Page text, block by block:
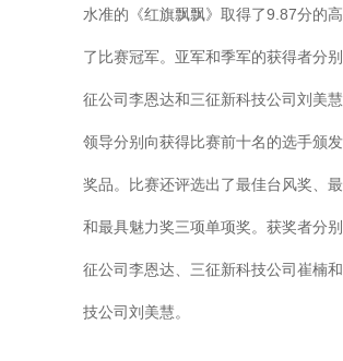
水准的《红旗飘飘》取得了9.87分的
了比赛冠军。亚军和季军的获得者分
征公司李恩达和三征新科技公司刘美
领导分别向获得比赛前十名的选手颁
奖品。比赛还评选出了最佳台风奖、
和最具魅力奖三项单项奖。获奖者分
征公司李恩达、三征新科技公司崔楠
技公司刘美慧。